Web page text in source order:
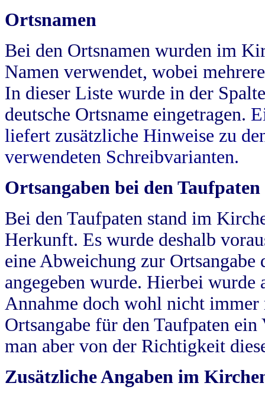
Ortsnamen
Bei den Ortsnamen wurden im
Namen verwendet, wobei
In dieser Liste wurde in der
deutsche Ortsname eingetragen.
liefert zusätzliche Hinweise zu
verwendeten Schreibvarianten.
Ortsangaben bei den Taufpaten
Bei den Taufpaten stand im
Herkunft. Es wurde deshalb
eine Abweichung zur
angegeben wurde. Hierbei wurde
Annahme doch wohl nicht
Ortsangabe für den Taufpaten
man aber von der Richtigkeit
Zusätzliche Angaben im